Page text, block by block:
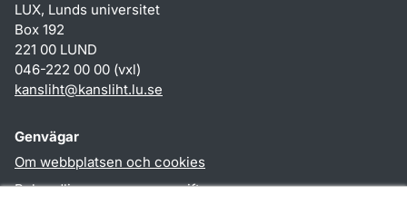
LUX, Lunds universitet
Box 192
221 00 LUND
046-222 00 00 (vxl)
kansliht@kansliht.lu.se
Genvägar
Om webbplatsen och cookies
Behandling av personuppgifter